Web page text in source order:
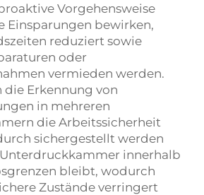
Vorgehensweise
Einsparungen bewirken,
reduziert sowie
oder
vermieden werden.
Erkennung von
in mehreren
die Arbeitssicherheit
sichergestellt werden
Unterdruckkammer innerhalb
bleibt, wodurch
Zustände verringert